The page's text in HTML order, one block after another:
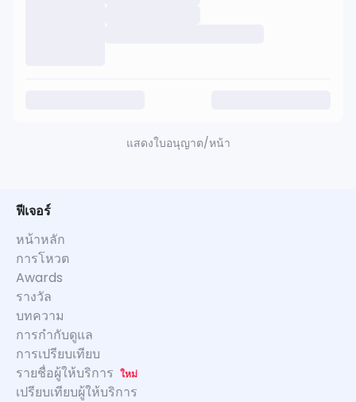
แสดงใบอนุญาต/หน้า
ฟีเจอร์
หน้าหลัก
การโหวต
Awards
รางวัล
บทความ
การกำกับดูแล
การเปรียบเทียบ
รายชื่อผู้ให้บริการ ใหม่
เปรียบเทียบผู้ให้บริการ